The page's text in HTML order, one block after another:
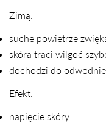
Zimą:
suche powietrze
skóra traci wilgoć
dochodzi do
Efekt:
napięcie skóry